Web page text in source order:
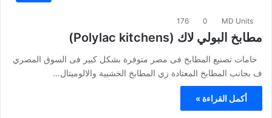
MD Units
0
176
مطابخ البولي لاك (Polylac kitchens)
خامات تصنيع المطابخ فى مصر متوفرة بشكل كبير فى السوق المصري
ف بجانب المطابخ المعتادة زي المطابخ الخشبية والالوميتال…
أكمل القراءة »